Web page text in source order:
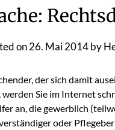
on26. Mai 2014by
der sich damit
Sie im Internet
an, die gewerblich
oder